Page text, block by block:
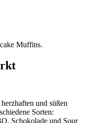
Muffins.
und süßen
Sorten:
Schokolade und Sour